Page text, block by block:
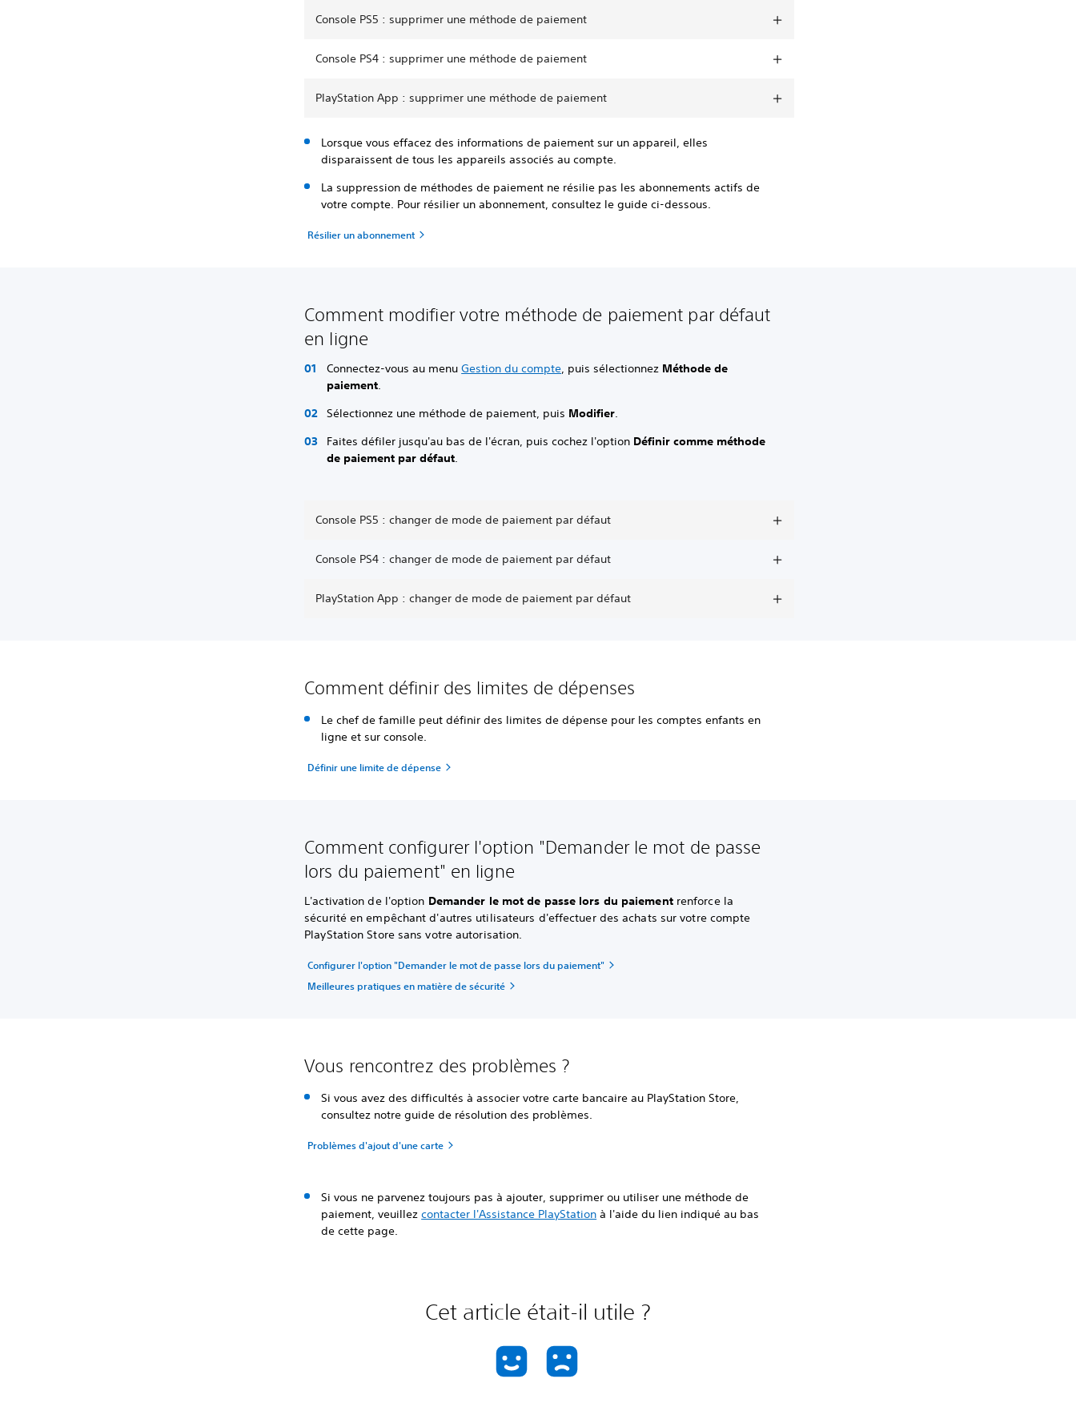
Console PS5 : supprimer une méthode de paiement
Console PS4 : supprimer une méthode de paiement
PlayStation App : supprimer une méthode de paiement
Lorsque vous effacez des informations de paiement sur un appareil, elles
disparaissent de tous les appareils associés au compte.
La suppression de méthodes de paiement ne résilie pas les abonnements actifs de
votre compte. Pour résilier un abonnement, consultez le guide ci-dessous.
Résilier un abonnement
Comment modifier votre méthode de paiement par défaut
en ligne
Connectez-vous au menuGestion du compte, puis sélectionnez Méthode de
paiement.
Sélectionnez une méthode de paiement, puis Modifier.
Faites défiler jusqu'au bas de l'écran, puis cochez l'option Définir comme méthode
de paiement par défaut.
Console PS5 : changer de mode de paiement par défaut
Console PS4 : changer de mode de paiement par défaut
PlayStation App : changer de mode de paiement par défaut
Comment définir des limites de dépenses
Le chef de famille peut définir des limites de dépense pour les comptes enfants en
ligne et sur console.
Définir une limite de dépense
Comment configurer l'option "Demander le mot de passe
lors du paiement" en ligne
L'activation de l'option Demander le mot de passe lors du paiementrenforce la
sécurité en empêchant d'autres utilisateurs d'effectuer des achats sur votre compte
PlayStation Store sans votre autorisation.
Configurer l'option "Demander le mot de passe lors du paiement"
Meilleures pratiques en matière de sécurité
Vous rencontrez des problèmes ?
Si vous avez des difficultés à associer votre carte bancaire au PlayStation Store,
consultez notre guide de résolution des problèmes.
Problèmes d'ajout d'une carte
Si vous ne parvenez toujours pas à ajouter, supprimer ou utiliser une méthode de
paiement, veuillezcontacter l'Assistance PlayStation à l'aide du lien indiqué au bas
de cette page.
Cet article était-il utile ?